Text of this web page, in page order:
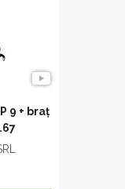
9 + braț